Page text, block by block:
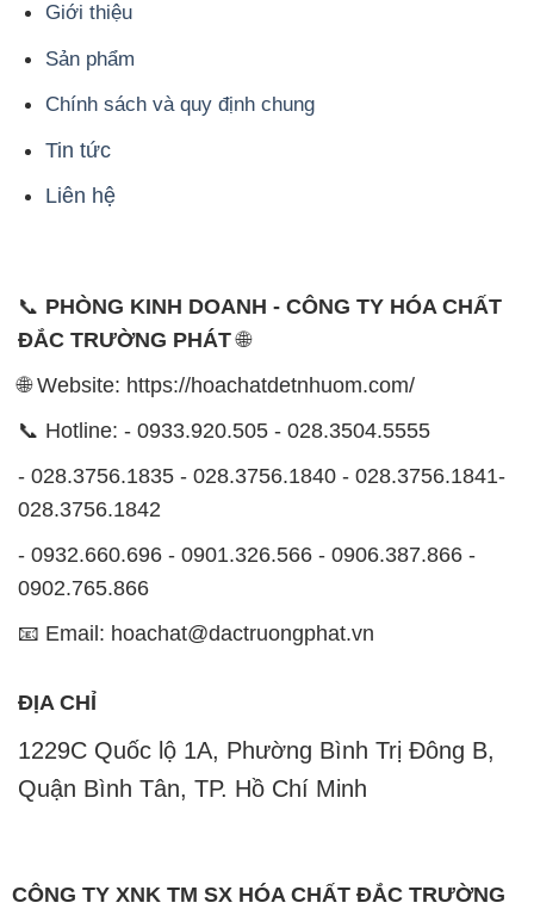
Giới thiệu
Sản phẩm
Chính sách và quy định chung
Tin tức
Liên hệ
📞 PHÒNG KINH DOANH - CÔNG TY HÓA CHẤT
ĐẮC TRƯỜNG PHÁT🌐
🌐 Website: https://hoachatdetnhuom.com/
📞 Hotline: - 0933.920.505 - 028.3504.5555
- 028.3756.1835 - 028.3756.1840 - 028.3756.1841-
028.3756.1842
- 0932.660.696 - 0901.326.566 - 0906.387.866 -
0902.765.866
📧 Email: hoachat@dactruongphat.vn
ĐỊA CHỈ
1229C Quốc lộ 1A, Phường Bình Trị Đông B,
Quận Bình Tân, TP. Hồ Chí Minh
CÔNG TY XNK TM SX HÓA CHẤT ĐẮC TRƯỜNG